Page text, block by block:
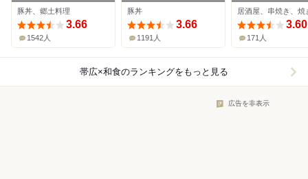
豚丼、郷土料理
3.66
1542人
豚丼
3.66
1191人
居酒屋、串焼き、焼
3.60
171人
帯広×和食のランキングをもっと見る
広告を非表示